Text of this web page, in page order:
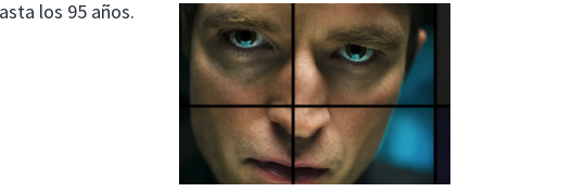
los 95 años.